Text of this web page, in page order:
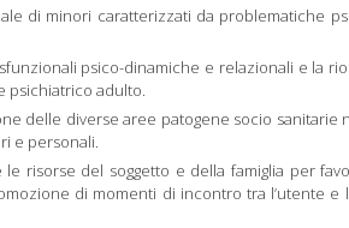
di minori caratterizzati da problematiche
psico-dinamiche e relazionali e la
psichiatrico adulto.
delle diverse aree patogene socio
e personali.
risorse del soggetto e della famiglia per
di momenti di incontro tra l’utente e